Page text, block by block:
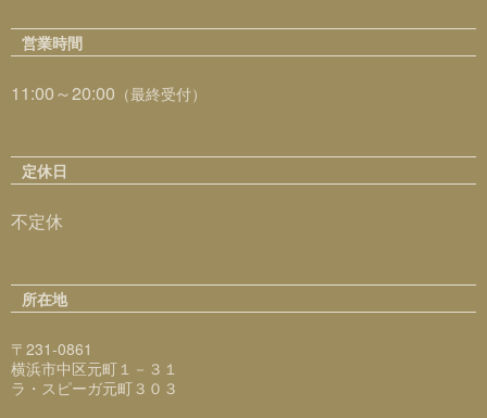
営業時間
11:00～20:00 （最終受付）
定休日
不定休
所在地
〒231-0861
横浜市中区元町１－３１
ラ・スピーガ元町３０３